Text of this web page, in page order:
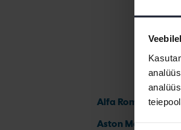
Alfa Romeo
Aston Martin